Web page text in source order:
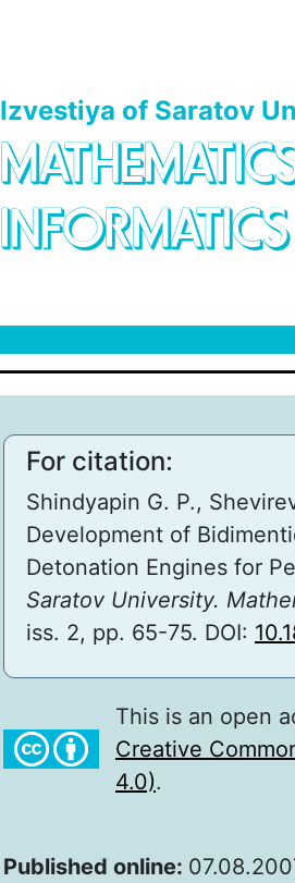
Izvestiya of Saratov
INFORMATICS
For citation:
Shindyapin G. P.,
Development of
Detonation Engines for
Saratov University.
iss. 2, pp. 65-75. DOI:
This is an open
Creative
4.0).
Published online: